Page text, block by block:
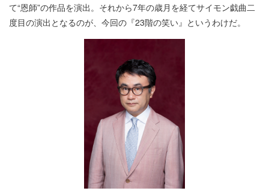
て“恩師”の作品を演出。それから7年の歳月を経てサイモン戯曲二
度目の演出となるのが、今回の『23階の笑い』というわけだ。